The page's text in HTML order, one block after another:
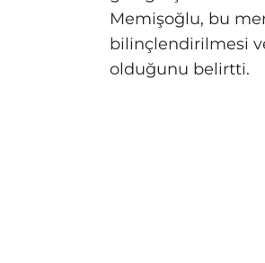
Memişoğlu, bu
bilinçlendirilmesi
olduğunu belirtti.